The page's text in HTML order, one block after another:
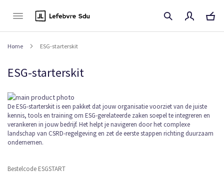
Home ESG-starterskit
ESG-starterskit
Ga
naar
het
einde
van
de
gallerij
Bestelcode ESGSTART
Ga
naar
het
begin
van
afbeeldingen-
De ESG-starterskit is een pakket dat jouw organisatie voorziet van de juiste
kennis, tools en training om ESG-gerelateerde zaken soepel te integreren en
verankeren in jouw bedrijf. Het helpt je navigeren door het complexe
landschap van CSRD-regelgeving en zet de eerste stappen richting duurzaam
ondernemen.